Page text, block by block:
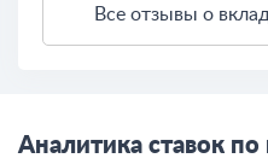
Аналитика ставок по